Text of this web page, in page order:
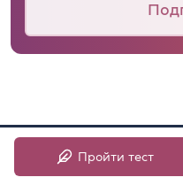
Студенту Пройти тест